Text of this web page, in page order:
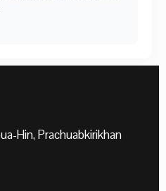
Hin, Prachuabkirikhan